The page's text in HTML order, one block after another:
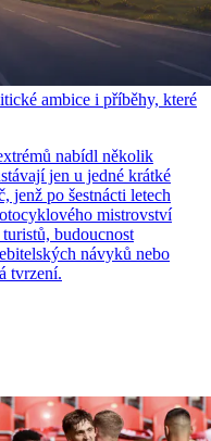
ambice i příběhy, které
nabídl několik
jen u jedné krátké
jenž po šestnácti letech
mistrovství
budoucnost
návyků nebo
tvrzení.